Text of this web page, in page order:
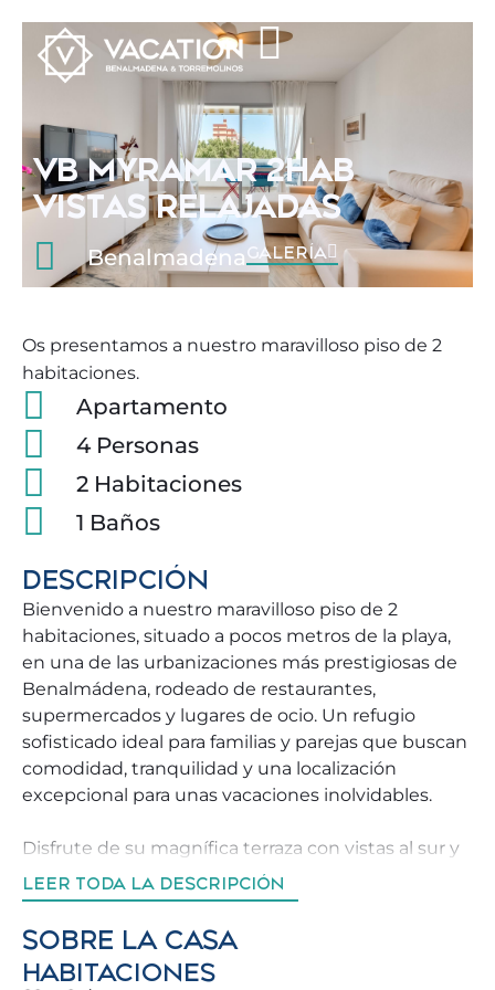
VB MYRAMAR 2HAB
VISTAS RELAJADAS
BenalmadenaGALERÍA
Os presentamos a nuestro maravilloso piso de 2
habitaciones.
Apartamento
4 Personas
2 Habitaciones
1 Baños
DESCRIPCIÓN
Bienvenido a nuestro maravilloso piso de 2
habitaciones, situado a pocos metros de la playa,
en una de las urbanizaciones más prestigiosas de
Benalmádena, rodeado de restaurantes,
supermercados y lugares de ocio. Un refugio
sofisticado ideal para familias y parejas que buscan
comodidad, tranquilidad y una localización
excepcional para unas vacaciones inolvidables.
Disfrute de su magnífica terraza con vistas al sur y
al mar, equipada con mobiliario para poder
disfrutar de nuestro agradable sol ☕. La vivienda
destaca por su luz natural maravillosa y su
atmósfera acogedora, creando el ambiente
perfecto para desconectar y disfrutar. Podrá
LEER TODA LA DESCRIPCIÓN
SOBRE LA CASA
HABITACIONES